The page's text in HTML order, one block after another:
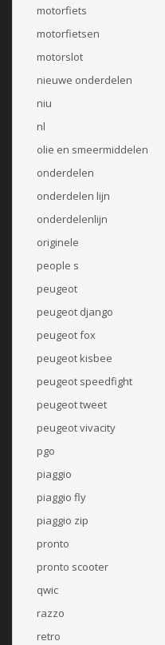
motorfiets
motorfietsen
motorslot
nieuwe onderdelen
niu
nl
olie en smeermiddelen
onderdelen
onderdelen lijn
onderdelenlijn
originele
people s
peugeot
peugeot django
peugeot fox
peugeot kisbee
peugeot speedfight
peugeot tweet
peugeot vivacity
pgo
piaggio
piaggio fly
piaggio zip
pronto
pronto scooter
qwic
razzo
retro